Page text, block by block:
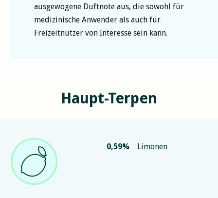
ausgewogene Duftnote aus, die sowohl für
medizinische Anwender als auch für
Freizeitnutzer von Interesse sein kann.
Haupt-Terpen
0,59% Limonen